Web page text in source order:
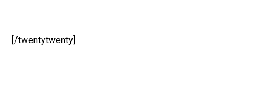
[/twentytwenty]